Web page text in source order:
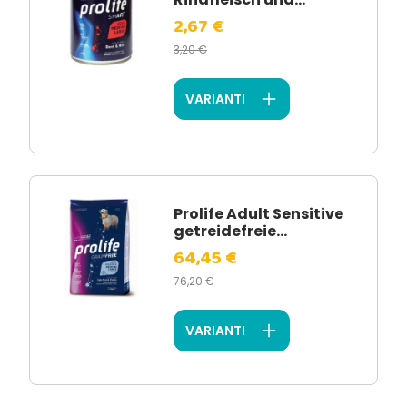
2,67 €
3,20 €
VARIANTI
Prolife Adult Sensitive
getreidefreie...
64,45 €
76,20 €
VARIANTI